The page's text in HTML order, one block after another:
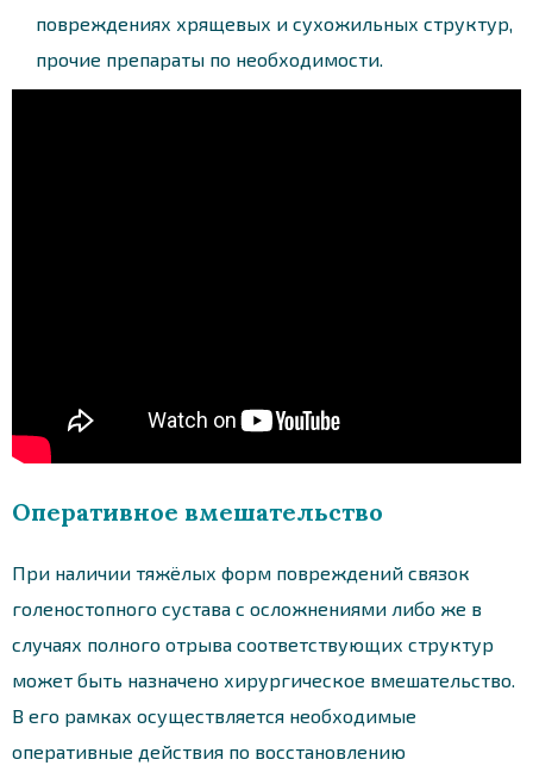
повреждениях хрящевых и сухожильных структур,
прочие препараты по необходимости.
Оперативное вмешательство
При наличии тяжёлых форм повреждений связок
голеностопного сустава с осложнениями либо же в
случаях полного отрыва соответствующих структур
может быть назначено хирургическое вмешательство.
В его рамках осуществляется необходимые
оперативные действия по восстановлению